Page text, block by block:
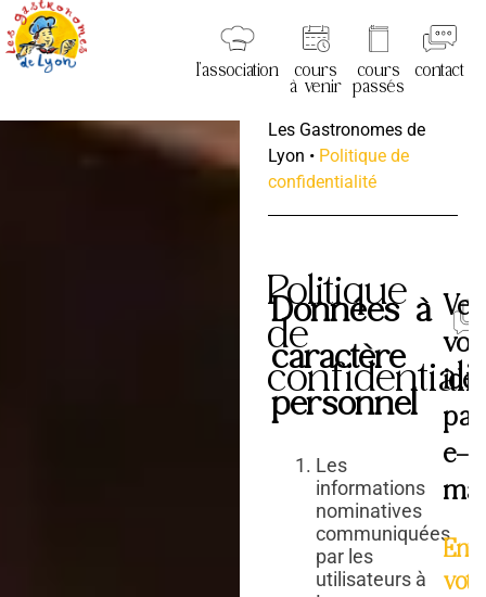
l’association cours
à venir
cours
passés
contact
Les Gastronomes de
Lyon • Politique de
confidentialité
Politique
de
Données à
caractère
personnel
Les
informations
nominatives
communiquées
par les
utilisateurs à
par
e-